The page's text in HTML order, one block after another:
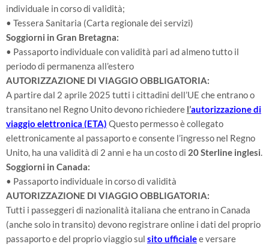
individuale in corso di validità;
• Tessera Sanitaria (Carta regionale dei servizi)
Soggiorni in Gran Bretagna:
• Passaporto individuale con validità pari ad almeno tutto il
periodo di permanenza all’estero
AUTORIZZAZIONE DI VIAGGIO OBBLIGATORIA:
A partire dal 2 aprile 2025 tutti i cittadini dell’UE che entrano o
transitano nel Regno Unito devono richiedere l’autorizzazione di
viaggio elettronica (ETA) Questo permesso è collegato
elettronicamente al passaporto e consente l’ingresso nel Regno
Unito, ha una validità di 2 anni e ha un costo di 20 Sterline inglesi.
Soggiorni in Canada:
• Passaporto individuale in corso di validità
AUTORIZZAZIONE DI VIAGGIO OBBLIGATORIA:
Tutti i passeggeri di nazionalità italiana che entrano in Canada
(anche solo in transito) devono registrare online i dati del proprio
passaporto e del proprio viaggio sul sito ufficialee versare